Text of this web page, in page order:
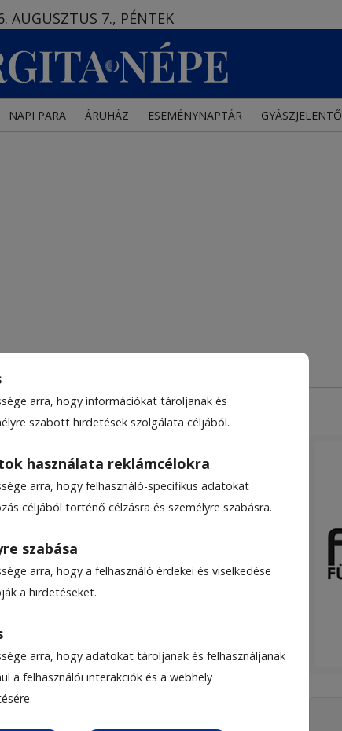
arra, hogy információkat tároljanak és
szabott hirdetések szolgálata céljából.
használata reklámcélokra
arra, hogy felhasználó-specifikus adatokat
céljából történő célzásra és személyre szabásra.
szabása
arra, hogy a felhasználó érdekei és viselkedése
a hirdetéseket.
arra, hogy adatokat tároljanak és felhasználjanak
a felhasználói interakciók és a webhely
AUGUSZTUS 7., PÉNTEK
NAPI PARA ÁRUHÁZ ESEMÉNYNAPTÁR GYÁSZJELENTŐ